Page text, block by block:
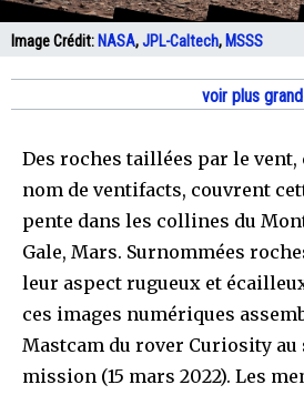
Image Crédit: NASA,JPL-Caltech, MSSS
voir plus grand
Des roches taillées par le vent,
nom de ventifacts, couvrent
pente dans les collines du
Gale, Mars. Surnommées
leur aspect rugueux et
ces images numériques
Mastcam du rover Curiosity au
mission (15 mars 2022). Les